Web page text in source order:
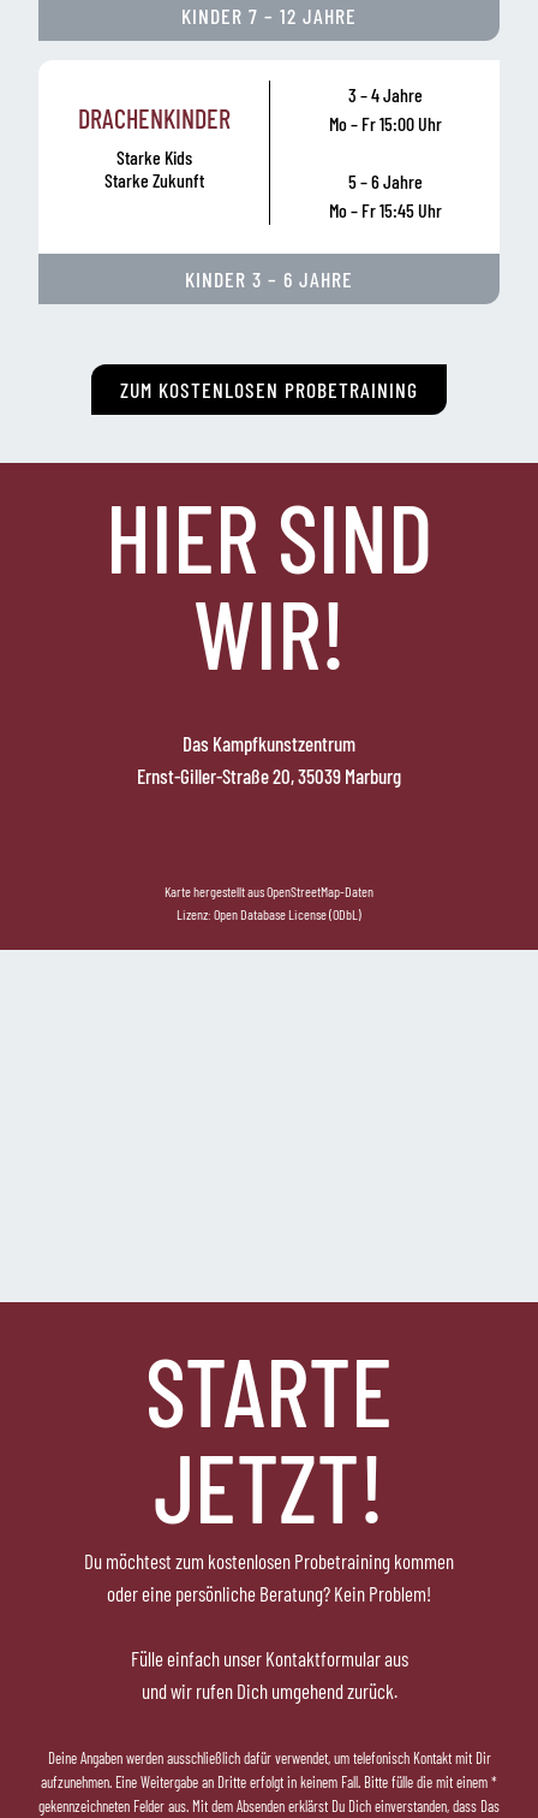
KINDER 7 – 12 JAHRE
DRACHENKINDER
Starke Kids
Starke Zukunft
3 – 4 Jahre
Mo – Fr 15:00 Uhr
5 – 6 Jahre
Mo – Fr 15:45 Uhr
KINDER 3 – 6 JAHRE
ZUM KOSTENLOSEN PROBETRAINING
HIER SIND
WIR!
Das Kampfkunstzentrum
Ernst-Giller-Straße 20, 35039 Marburg
Karte hergestellt aus OpenStreetMap-Daten
Lizenz: Open Database License (ODbL)
STARTE
JETZT!
Du möchtest zum kostenlosen Probetraining kommen
oder eine persönliche Beratung? Kein Problem!
Fülle einfach unser Kontaktformular aus
und wir rufen Dich umgehend zurück.
Deine Angaben werden ausschließlich dafür verwendet, um telefonisch Kontakt mit Dir
aufzunehmen. Eine Weitergabe an Dritte erfolgt in keinem Fall. Bitte fülle die mit einem *
gekennzeichneten Felder aus. Mit dem Absenden erklärst Du Dich einverstanden, dass Das